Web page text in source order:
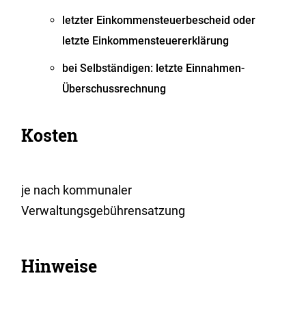
letzter Einkommensteuerbescheid oder
letzte Einkommensteuererklärung
bei Selbständigen: letzte Einnahmen-
Überschussrechnung
Kosten
je nach kommunaler
Verwaltungsgebührensatzung
Hinweise